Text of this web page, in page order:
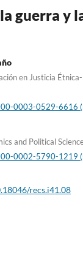
guerra y
en Justicia
0003-0529-6616
and Political
0002-5790-1219
recs.i41.08